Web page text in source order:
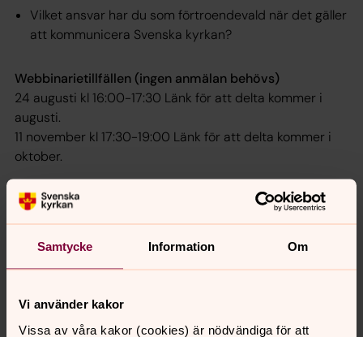
Samtycke Information Om
Vi använder kakor
Vissa av våra kakor (cookies) är nödvändiga för att
Vilket ansvar har du som förtroendevald när det gäller
att kommunicera Svenska kyrkan?
Webbinarietillfällen (ingen anmälan behövs)
24 augusti kl 16:00-17:30 Länk för att delta kommer i
augusti.
11 november kl 17:30-19:00 Länk för att delta kommer i
oktober.
Synpunkter eller frågor på sidans
lulea.stift@svenskakyrkan.se